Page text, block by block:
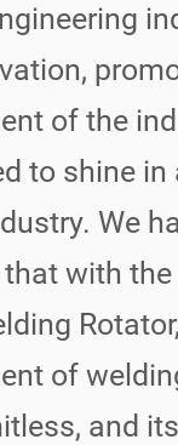
of the
to shine in
We
with the
of
and